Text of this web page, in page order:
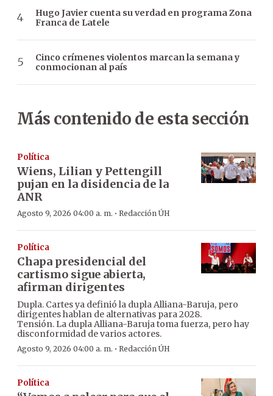
Hugo Javier cuenta su verdad en programa Zona
Franca de Latele
Cinco crímenes violentos marcan la semana y
conmocionan al país
Más contenido de esta sección
Política
Wiens, Lilian y Pettengill
pujan en la disidencia de la
ANR
Agosto 9, 2026 04:00 a. m. · Redacción ÚH
Política
Chapa presidencial del
cartismo sigue abierta,
afirman dirigentes
Dupla. Cartes ya definió la dupla Alliana-Baruja, pero
dirigentes hablan de alternativas para 2028.
Tensión. La dupla Alliana-Baruja toma fuerza, pero hay
disconformidad de varios actores.
Agosto 9, 2026 04:00 a. m. · Redacción ÚH
Política